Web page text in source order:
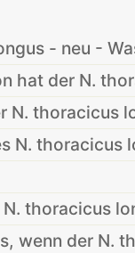
- neu -
hat der N.
N. thoracicus
N. thoracicus
thoracicus
wenn der N.